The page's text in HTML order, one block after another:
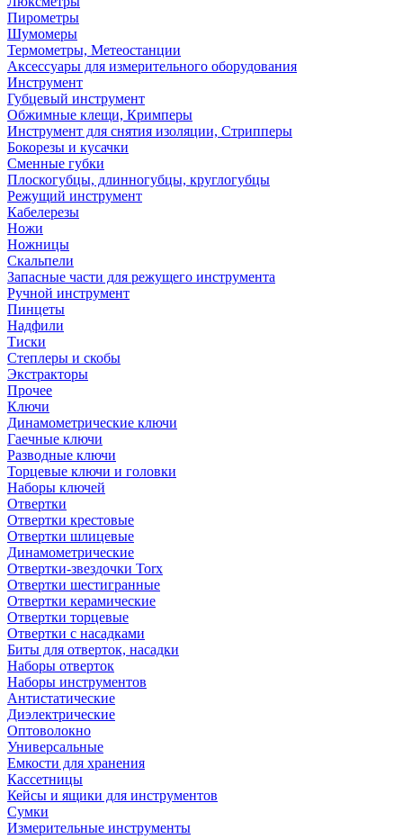
Пирометры
Шумомеры
Термометры, Метеостанции
Аксессуары для измерительного оборудования
Инструмент
Губцевый инструмент
Обжимные клещи, Кримперы
Инструмент для снятия изоляции, Стрипперы
Бокорезы и кусачки
Сменные губки
Плоскогубцы, длинногубцы, круглогубцы
Режущий инструмент
Кабелерезы
Ножи
Ножницы
Скальпели
Запасные части для режущего инструмента
Ручной инструмент
Пинцеты
Надфили
Тиски
Степлеры и скобы
Экстракторы
Прочее
Ключи
Динамометрические ключи
Гаечные ключи
Разводные ключи
Торцевые ключи и головки
Наборы ключей
Отвертки
Отвертки крестовые
Отвертки шлицевые
Динамометрические
Отвертки-звездочки Torx
Отвертки шестигранные
Отвертки керамические
Отвертки торцевые
Отвертки с насадками
Биты для отверток, насадки
Наборы отверток
Наборы инструментов
Антистатические
Диэлектрические
Оптоволокно
Универсальные
Емкости для хранения
Кассетницы
Кейсы и ящики для инструментов
Сумки
Измерительные инструменты